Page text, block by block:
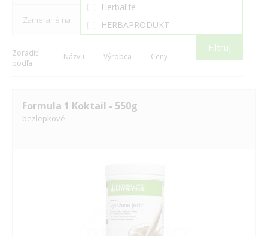
Zamerané na
Herbalife
HERBAPRODUKT
LR Health & Beauty
Valentus
Filtruj
Zoradiť
podľa:
Názvu Výrobca Ceny
Formula 1 Koktail - 550g
bezlepkové